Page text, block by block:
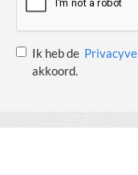
Ik heb de
akkoord.